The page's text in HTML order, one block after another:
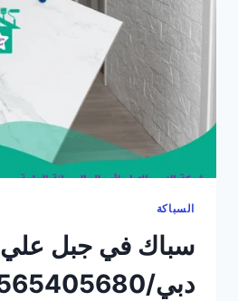
السباكة
سباك في جبل علي